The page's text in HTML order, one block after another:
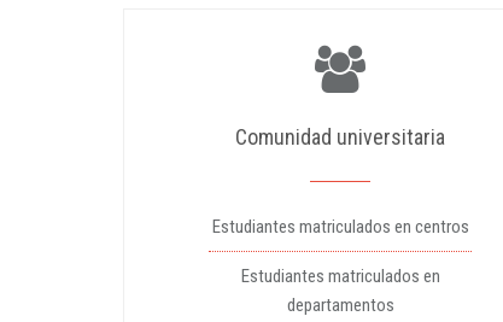
Comunidad universitaria
Estudiantes matriculados en centros
Estudiantes matriculados en
departamentos